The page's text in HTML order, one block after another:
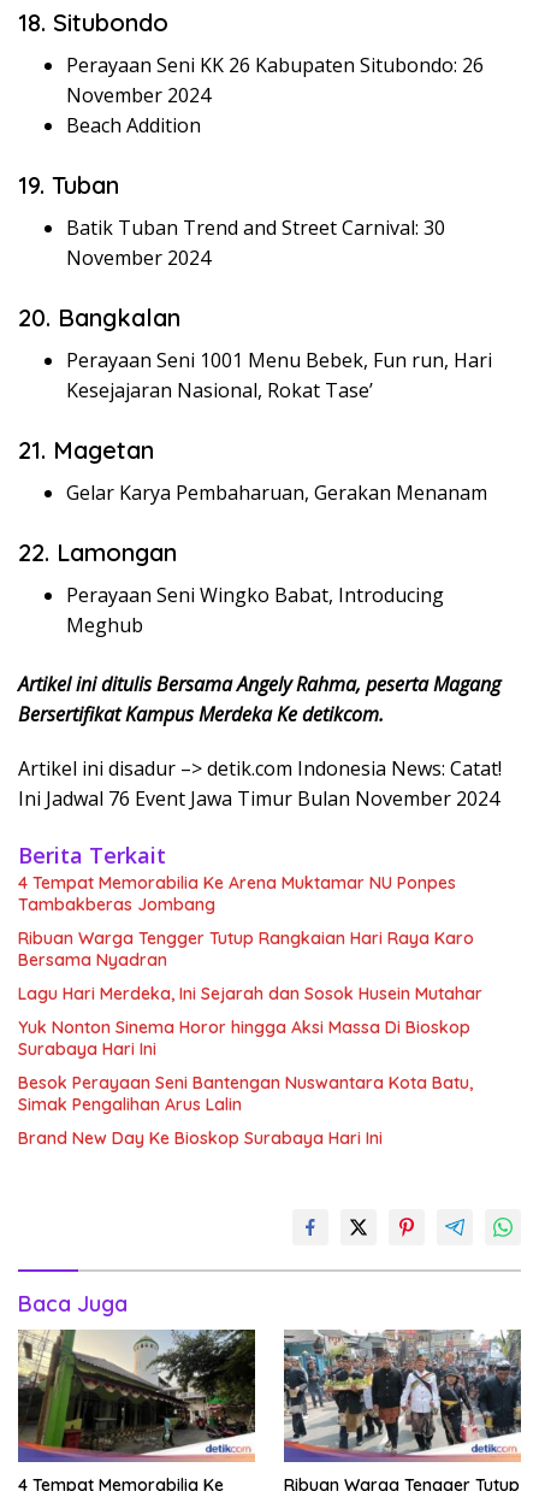
18. Situbondo
Perayaan Seni KK 26 Kabupaten Situbondo: 26
November 2024
Beach Addition
19. Tuban
Batik Tuban Trend and Street Carnival: 30
November 2024
20. Bangkalan
Perayaan Seni 1001 Menu Bebek, Fun run, Hari
Kesejajaran Nasional, Rokat Tase’
21. Magetan
Gelar Karya Pembaharuan, Gerakan Menanam
22. Lamongan
Perayaan Seni Wingko Babat, Introducing
Meghub
Artikel ini ditulis Bersama Angely Rahma, peserta Magang
Bersertifikat Kampus Merdeka Ke detikcom.
Artikel ini disadur –> detik.com Indonesia News: Catat!
Ini Jadwal 76 Event Jawa Timur Bulan November 2024
Berita Terkait
4 Tempat Memorabilia Ke Arena Muktamar NU Ponpes
Tambakberas Jombang
Ribuan Warga Tengger Tutup Rangkaian Hari Raya Karo
Bersama Nyadran
Lagu Hari Merdeka, Ini Sejarah dan Sosok Husein Mutahar
Yuk Nonton Sinema Horor hingga Aksi Massa Di Bioskop
Surabaya Hari Ini
Besok Perayaan Seni Bantengan Nuswantara Kota Batu,
Simak Pengalihan Arus Lalin
Brand New Day Ke Bioskop Surabaya Hari Ini
Baca Juga
4 Tempat Memorabilia Ke Ribuan Warga Tengger Tutup